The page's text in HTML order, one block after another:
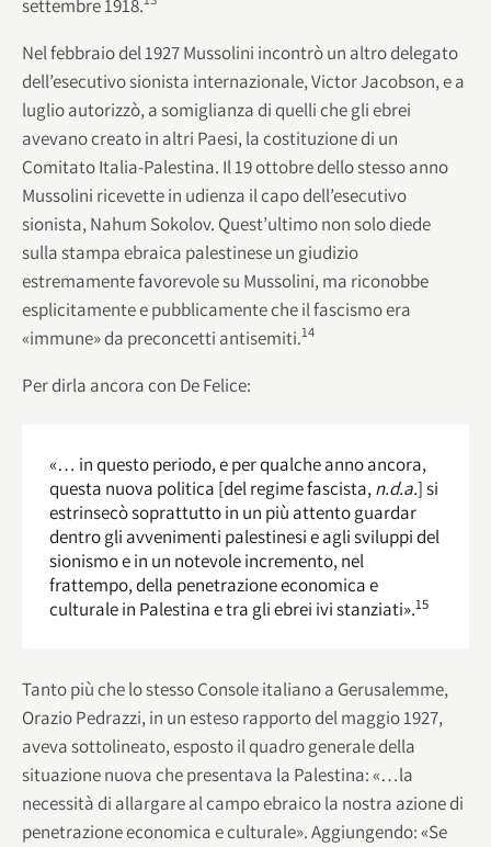
settembre 1918.
Nel febbraio del 1927 Mussolini incontrò un altro delegato
dell’esecutivo sionista internazionale, Victor Jacobson, e a
luglio autorizzò, a somiglianza di quelli che gli ebrei
avevano creato in altri Paesi, la costituzione di un
Comitato Italia-Palestina. Il 19 ottobre dello stesso anno
Mussolini ricevette in udienza il capo dell’esecutivo
sionista, Nahum Sokolov. Quest’ultimo non solo diede
sulla stampa ebraica palestinese un giudizio
estremamente favorevole su Mussolini, ma riconobbe
esplicitamente e pubblicamente che il fascismo era
«immune» da preconcetti antisemiti.14
Per dirla ancora con De Felice:
«… in questo periodo, e per qualche anno ancora,
questa nuova politica [del regime fascista,n.d.a.] si
estrinsecò soprattutto in un più attento guardar
dentro gli avvenimenti palestinesi e agli sviluppi del
sionismo e in un notevole incremento, nel
frattempo, della penetrazione economica e
culturale in Palestina e tra gli ebrei ivi stanziati».15
Tanto più che lo stesso Console italiano a Gerusalemme,
Orazio Pedrazzi, in un esteso rapporto del maggio 1927,
aveva sottolineato, esposto il quadro generale della
situazione nuova che presentava la Palestina: «…la
necessità di allargare al campo ebraico la nostra azione di
penetrazione economica e culturale». Aggiungendo: «Se